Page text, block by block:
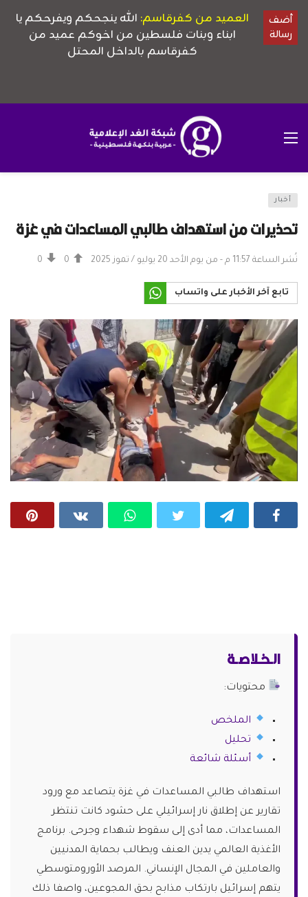
أخبار
تحذيرات من استهداف طالبي المساعدات في غزة
نُشر الساعة 11:57 م - من يوم الأحد 20 يوليو / تموز 2025 0
0
تابع آخر الأخبار على واتساب
الـخـلاصـة
محتويات:
الملخص
تحليل
أسئلة شائعة
استهداف طالبي المساعدات في غزة يتصاعد مع ورود
تقارير عن إطلاق نار إسرائيلي على حشود كانت تنتظر
المساعدات، مما أدى إلى سقوط شهداء وجرحى. برنامج
الأغذية العالمي يدين العنف ويطالب بحماية المدنيين
والعاملين في المجال الإنساني. المرصد الأورومتوسطي
يتهم إسرائيل بارتكاب مذابح بحق المجوعين، واصفا ذلك